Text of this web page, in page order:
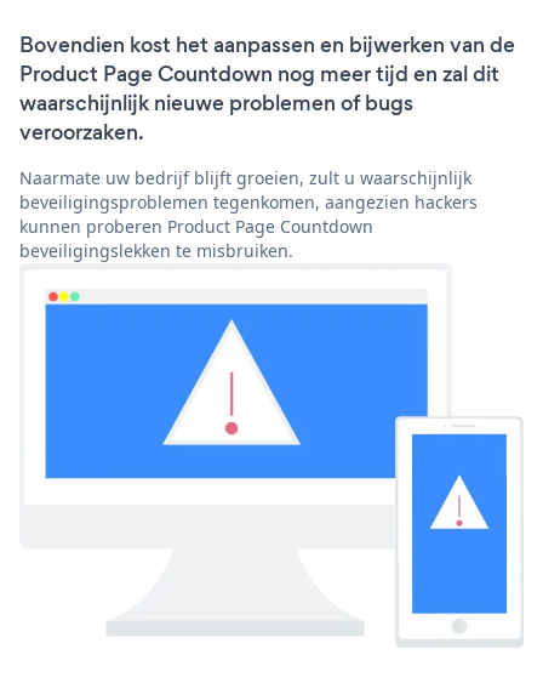
Bovendien kost het aanpassen en bijwerken van de
Product Page Countdown nog meer tijd en zal dit
waarschijnlijk nieuwe problemen of bugs
veroorzaken.
Naarmate uw bedrijf blijft groeien, zult u waarschijnlijk
beveiligingsproblemen tegenkomen, aangezien hackers
kunnen proberen Product Page Countdown
beveiligingslekken te misbruiken.